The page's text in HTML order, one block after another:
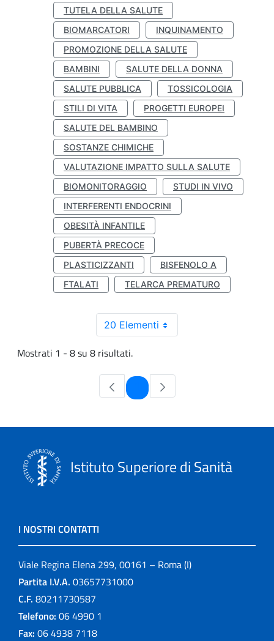
TUTELA DELLA SALUTE
BIOMARCATORI
INQUINAMENTO
PROMOZIONE DELLA SALUTE
BAMBINI
SALUTE DELLA DONNA
SALUTE PUBBLICA
TOSSICOLOGIA
STILI DI VITA
PROGETTI EUROPEI
SALUTE DEL BAMBINO
SOSTANZE CHIMICHE
VALUTAZIONE IMPATTO SULLA SALUTE
BIOMONITORAGGIO
STUDI IN VIVO
INTERFERENTI ENDOCRINI
OBESITÀ INFANTILE
PUBERTÀ PRECOCE
PLASTICIZZANTI
BISFENOLO A
FTALATI
TELARCA PREMATURO
20 Elementi
Mostrati 1 - 8 su 8 risultati.
Pagina
Istituto Superiore di Sanità
I NOSTRI CONTATTI
Viale Regina Elena 299, 00161 – Roma (I)
Partita I.V.A. 03657731000
C.F. 80211730587
Telefono: 06 4990 1
Fax: 06 4938 7118